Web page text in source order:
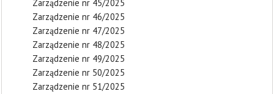
Zarządzenie nr 45/2025
Zarządzenie nr 46/2025
Zarządzenie nr 47/2025
Zarządzenie nr 48/2025
Zarządzenie nr 49/2025
Zarządzenie nr 50/2025
Zarządzenie nr 51/2025